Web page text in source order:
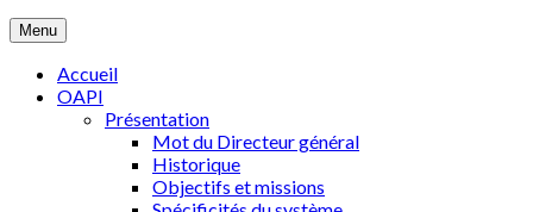
Menu
Accueil
OAPI
Présentation
Mot du Directeur général
Historique
Objectifs et missions